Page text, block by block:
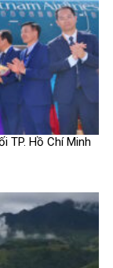
TP. Hồ Chí Minh